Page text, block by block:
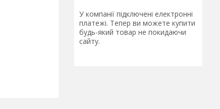
У компанії підключені електронні
платежі. Тепер ви можете купити
будь-який товар не покидаючи
сайту.